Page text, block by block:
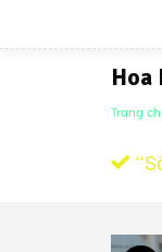
Hoa
Trang